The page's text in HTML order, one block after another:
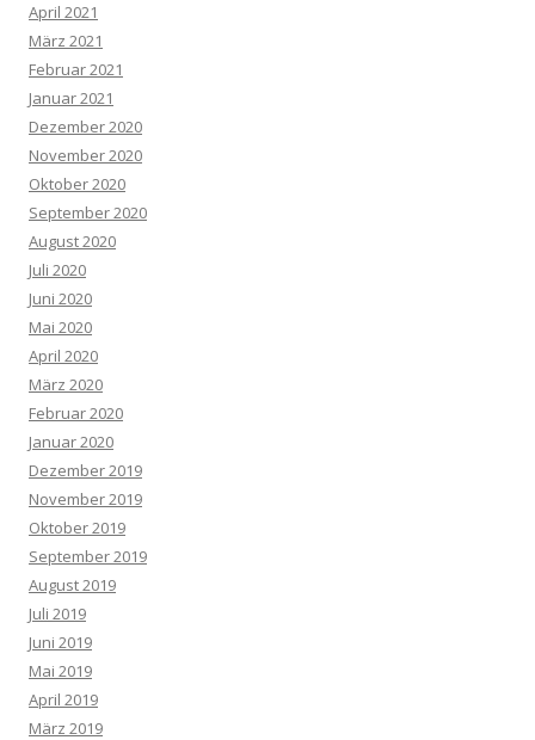
April 2021
März 2021
Februar 2021
Januar 2021
Dezember 2020
November 2020
Oktober 2020
September 2020
August 2020
Juli 2020
Juni 2020
Mai 2020
April 2020
März 2020
Februar 2020
Januar 2020
Dezember 2019
November 2019
Oktober 2019
September 2019
August 2019
Juli 2019
Juni 2019
Mai 2019
April 2019
März 2019